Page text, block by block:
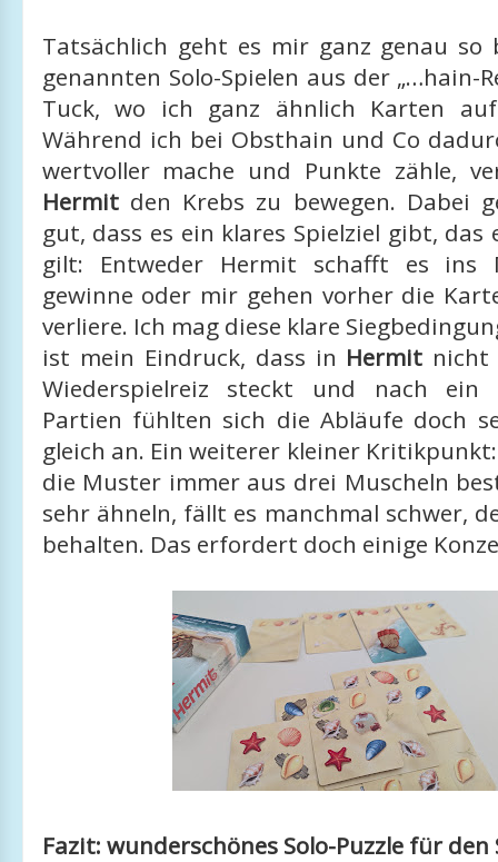
Tatsächlich geht es mir ganz genau so
genannten Solo-Spielen aus der „…hain-
Tuck, wo ich ganz ähnlich Karten
Während ich bei Obsthain und Co
wertvoller mache und Punkte zähle,
Hermit den Krebs zu bewegen. Dabei
gut, dass es ein klares Spielziel gibt, das
gilt: Entweder Hermit schafft es ins
gewinne oder mir gehen vorher die
verliere. Ich mag diese klare
ist mein Eindruck, dass in Hermit nicht
Wiederspielreiz steckt und nach ein
Partien fühlten sich die Abläufe doch
gleich an. Ein weiterer kleiner
die Muster immer aus drei Muscheln
sehr ähneln, fällt es manchmal schwer,
behalten. Das erfordert doch einige
Fazit: wunderschönes Solo-Puzzle für den